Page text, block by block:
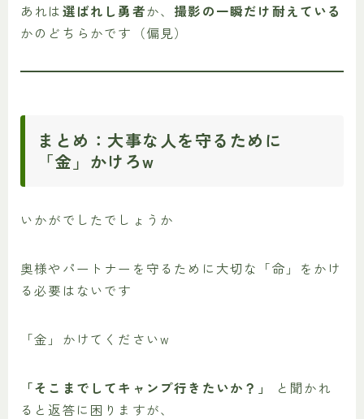
あれは選ばれし勇者か、 撮影の一瞬だけ耐えている
かのどちらかです（偏見）
まとめ：大事な人を守るために
「金」かけろw
いかがでしたでしょうか
奥様やパートナーを守るために大切な「命」をかけ
る必要はないです
「金」かけてくださいw
「そこまでしてキャンプ行きたいか？」
と聞かれ
ると返答に困りますが、